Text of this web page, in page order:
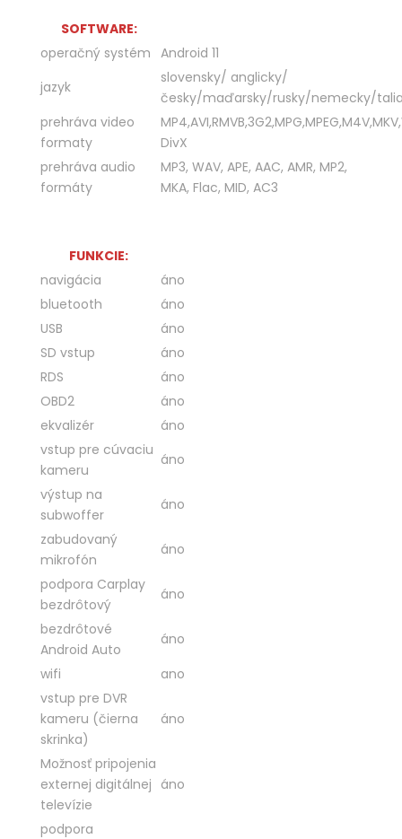
SOFTWARE:
operačný systém Android 11
jazyk
slovensky/ anglicky/
česky/maďarsky/rusky/nemecky/
prehráva video
formaty
DivX
prehráva audio
formáty
MP3, WAV, APE, AAC, AMR, MP2,
MKA, Flac, MID, AC3
FUNKCIE:
navigácia
áno
bluetooth
áno
USB
áno
SD vstup
áno
RDS
áno
OBD2
áno
ekvalizér
áno
vstup pre cúvaciu
kameru
áno
výstup na
subwoffer
áno
zabudovaný
mikrofón
áno
podpora Carplay
bezdrôtový
áno
bezdrôtové
Android Auto
áno
wifi
ano
vstup pre DVR
kameru (čierna
skrinka)
áno
Možnosť pripojenia
externej digitálnej
televízie
áno
podpora